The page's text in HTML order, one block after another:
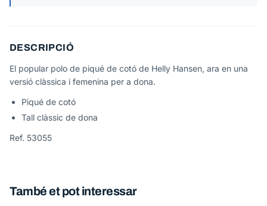
DESCRIPCIÓ
El popular polo de piqué de cotó de Helly Hansen, ara en una
versió clàssica i femenina per a dona.
Piqué de cotó
Tall clàssic de dona
Ref. 53055
També et pot interessar